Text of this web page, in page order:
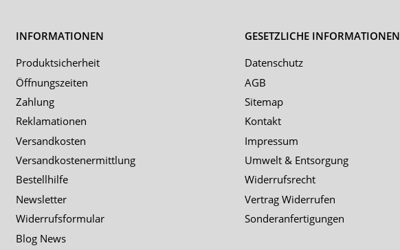
INFORMATIONEN
Produktsicherheit
Öffnungszeiten
Zahlung
Reklamationen
Versandkosten
Versandkostenermittlung
Bestellhilfe
Newsletter
Widerrufsformular
Blog News
GESETZLICHE INFORMATIONEN
Datenschutz
AGB
Sitemap
Kontakt
Impressum
Umwelt & Entsorgung
Widerrufsrecht
Vertrag Widerrufen
Sonderanfertigungen